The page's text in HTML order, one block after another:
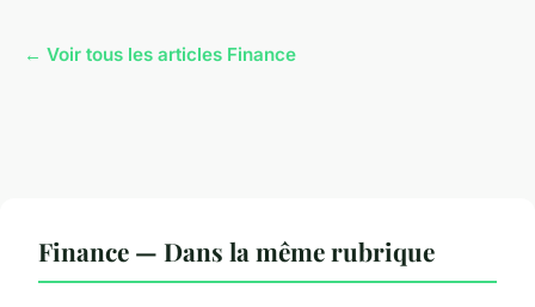
← Voir tous les articles Finance
Finance — Dans la même rubrique